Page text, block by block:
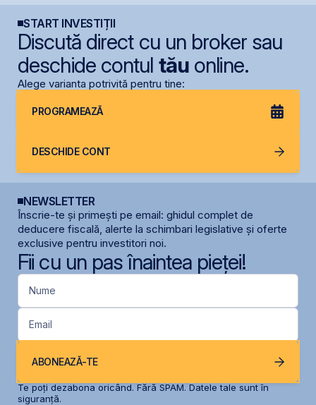
START INVESTIȚII
Discută direct cu un broker sau
deschide contul tăuonline.
Alege varianta potrivită pentru tine:
PROGRAMEAZĂ
DESCHIDE CONT
NEWSLETTER
Înscrie-te și primești pe email: ghidul complet de
deducere fiscală, alerte la schimbari legislative și oferte
exclusive pentru investitori noi.
Fii cu un pas înaintea pieței!
Nume
Email
ABONEAZĂ-TE
Te poți dezabona oricând. Fără SPAM. Datele tale sunt în
siguranță.